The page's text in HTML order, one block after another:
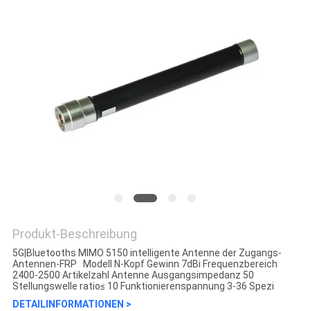
Produkt-Beschreibung
5G|Bluetooths MIMO 5150 intelligente Antenne der Zugangs-
Antennen-FRP Modell N-Kopf Gewinn 7dBi Frequenzbereich
2400-2500 Artikelzahl Antenne Ausgangsimpedanz 50
Stellungswelle ratio≤ 10 Funktionierenspannung 3-36 Spezi
DETAILINFORMATIONEN >